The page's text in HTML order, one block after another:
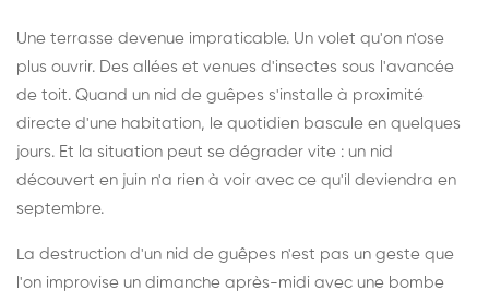
Une terrasse devenue impraticable. Un volet qu'on n'ose
plus ouvrir. Des allées et venues d'insectes sous l'avancée
de toit. Quand un nid de guêpes s'installe à proximité
directe d'une habitation, le quotidien bascule en quelques
jours. Et la situation peut se dégrader vite : un nid
découvert en juin n'a rien à voir avec ce qu'il deviendra en
septembre.
La destruction d'un nid de guêpes n'est pas un geste que
l'on improvise un dimanche après-midi avec une bombe